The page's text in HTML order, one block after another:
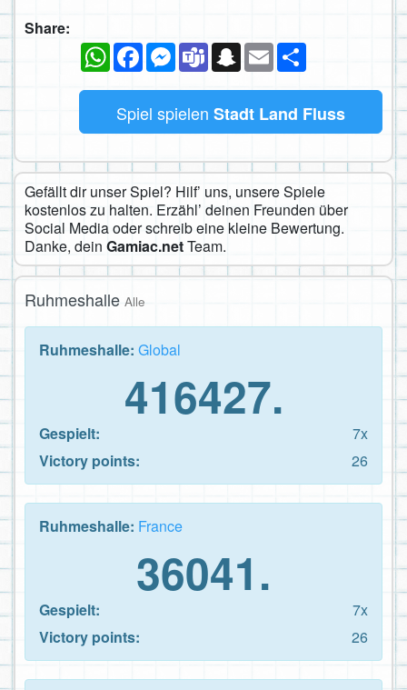
Share:
WhatsAppFacebookMessenger
TeamsSnapchat
Email
Spiel spielen Stadt Land Fluss
Gefällt dir unser Spiel? Hilf’ uns, unsere Spiele
kostenlos zu halten. Erzähl’ deinen Freunden über
Social Media oder schreib eine kleine Bewertung.
Danke, dein Gamiac.netTeam.
Ruhmeshalle Alle
Ruhmeshalle: Global
416427.
Gespielt:
7x
Victory points:
26
Ruhmeshalle: France
36041.
Gespielt:
7x
Victory points:
26